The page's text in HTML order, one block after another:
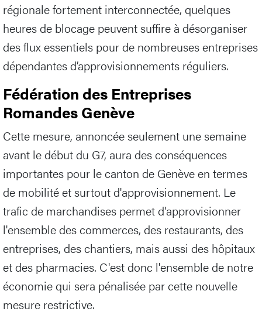
régionale fortement interconnectée, quelques
heures de blocage peuvent suffire à désorganiser
des flux essentiels pour de nombreuses entreprises
dépendantes d’approvisionnements réguliers.
Fédération des Entreprises
Romandes Genève
Cette mesure, annoncée seulement une semaine
avant le début du G7, aura des conséquences
importantes pour le canton de Genève en termes
de mobilité et surtout d'approvisionnement. Le
trafic de marchandises permet d'approvisionner
l'ensemble des commerces, des restaurants, des
entreprises, des chantiers, mais aussi des hôpitaux
et des pharmacies. C'est donc l'ensemble de notre
économie qui sera pénalisée par cette nouvelle
mesure restrictive.